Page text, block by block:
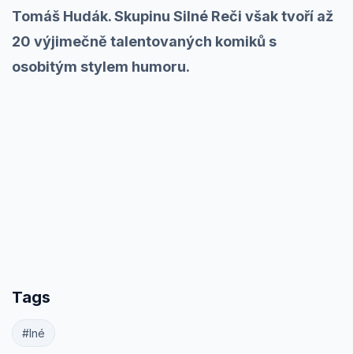
Tomáš Hudák. Skupinu Silné Reči však tvoří až
20 výjimečně talentovaných komiků s
osobitým stylem humoru.
Tags
#Iné